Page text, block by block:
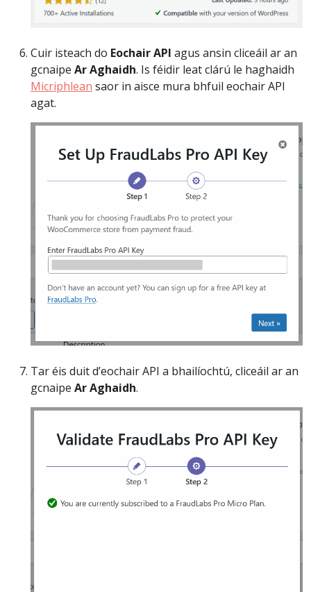
Cuir isteach do Eochair API agus ansin cliceáil ar an
gcnaipe Ar Aghaidh. Is féidir leat clárú le haghaidh
Micriphlean saor in aisce mura bhfuil eochair API
agat.
Tar éis duit d’eochair API a bhailíochtú, cliceáil ar an
gcnaipe Ar Aghaidh.